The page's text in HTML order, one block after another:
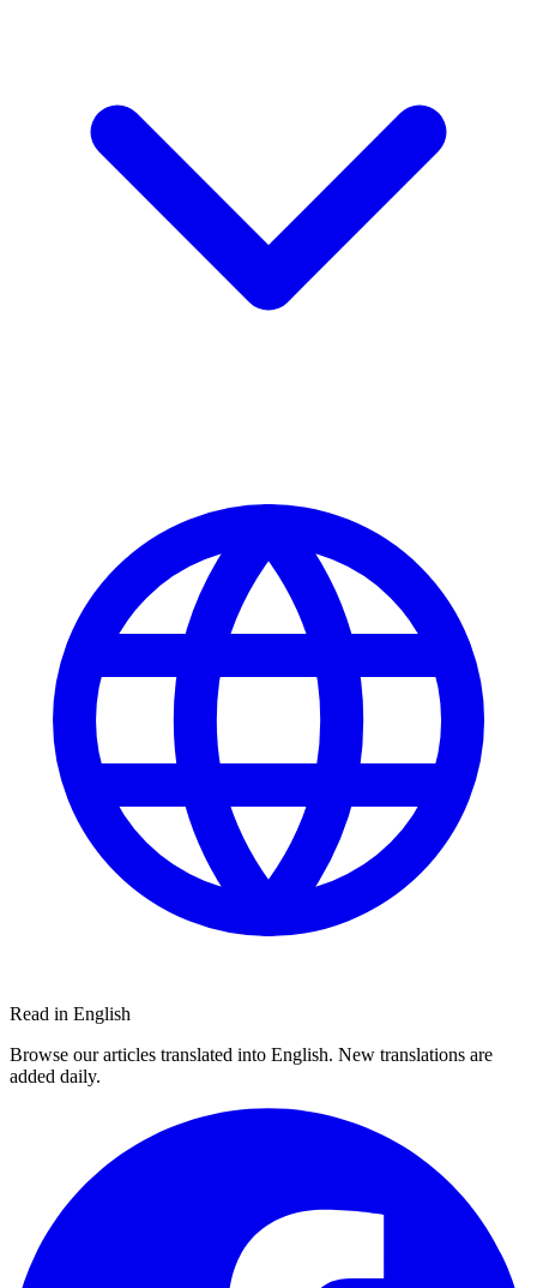
Read in English
Browse our articles translated into English. New translations are
added daily.